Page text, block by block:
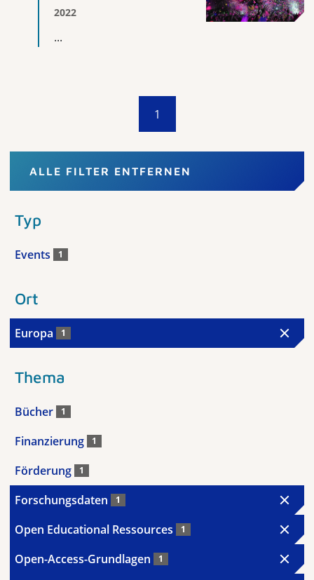
2022
...
1
ALLE FILTER ENTFERNEN
Typ
Events 1
Ort
Europa 1
Thema
Bücher 1
Finanzierung 1
Förderung 1
Forschungsdaten 1
Open Educational Ressources 1
Open-Access-Grundlagen 1